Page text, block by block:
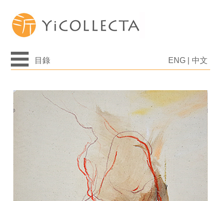
目錄 ENG 中文